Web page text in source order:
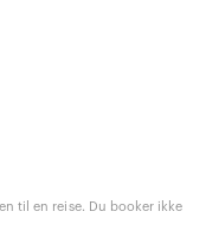
til en reise. Du booker ikke